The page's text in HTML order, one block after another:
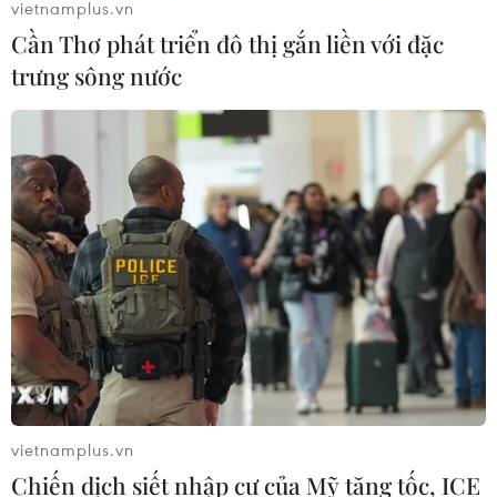
Petrolimex triển khai bán xăng E5 thay
thế RON 92 từ đầu năm 2018
13/09/2017 02:59
Petrolimex sẽ triển khai kinh doanh xăng E5 RON 92
trên toàn hệ thống phân phối, thay thế hoàn toàn xăng
khoáng RON 92 từ ngày 1/1/2018.
vietnamplus.vn
Cần Thơ phát triển đô thị gắn liền với đặc
trưng sông nước
vietnamplus.vn
Chiến dịch siết nhập cư của Mỹ tăng tốc, ICE